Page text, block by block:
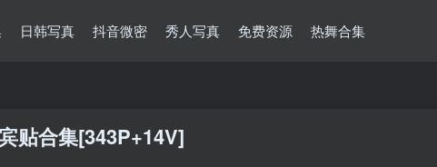
日韩写真 抖音微密 秀人写真 免费资源 热舞合集
贴合集[343P+14V]